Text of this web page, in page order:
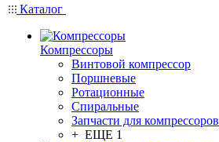
Каталог
Компрессоры
Винтовой компрессор
Поршневые
Ротационные
Спиральные
Запчасти для компрессоров
+ ЕЩЕ 1